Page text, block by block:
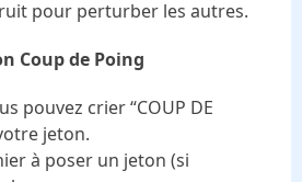
pour perturber les autres.
Coup de Poing
pouvez crier “COUP DE
jeton.
à poser un jeton (si